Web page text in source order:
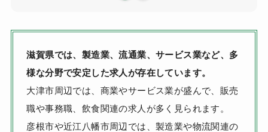
滋賀県では、製造業、流通業、サービス業など、多
様な分野で安定した求人が存在しています。
大津市周辺では、商業やサービス業が盛んで、販売
職や事務職、飲食関連の求人が多く見られます。
彦根市や近江八幡市周辺では、製造業や物流関連の